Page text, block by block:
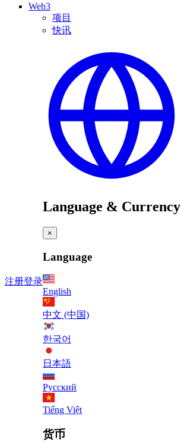
Web3
项目
快讯
注册登录
Language & Currency
×
Language
English
中文 (中国)
한국어
日本語
Русский
Tiếng Việt
货币